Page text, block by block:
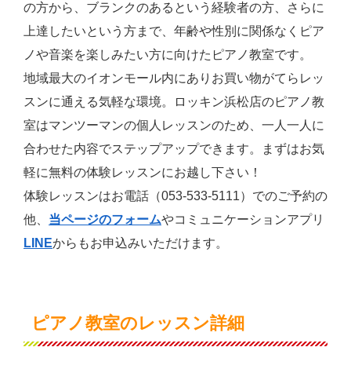
の方から、ブランクのあるという経験者の方、さらに
上達したいという方まで、年齢や性別に関係なくピア
ノや音楽を楽しみたい方に向けたピアノ教室です。
地域最大のイオンモール内にありお買い物がてらレッ
スンに通える気軽な環境。ロッキン浜松店のピアノ教
室はマンツーマンの個人レッスンのため、一人一人に
合わせた内容でステップアップできます。まずはお気
軽に無料の体験レッスンにお越し下さい！
体験レッスンはお電話（053-533-5111）でのご予約の
他、 当ページのフォームやコミュニケーションアプリ
LINEからもお申込みいただけます。
ピアノ教室のレッスン詳細